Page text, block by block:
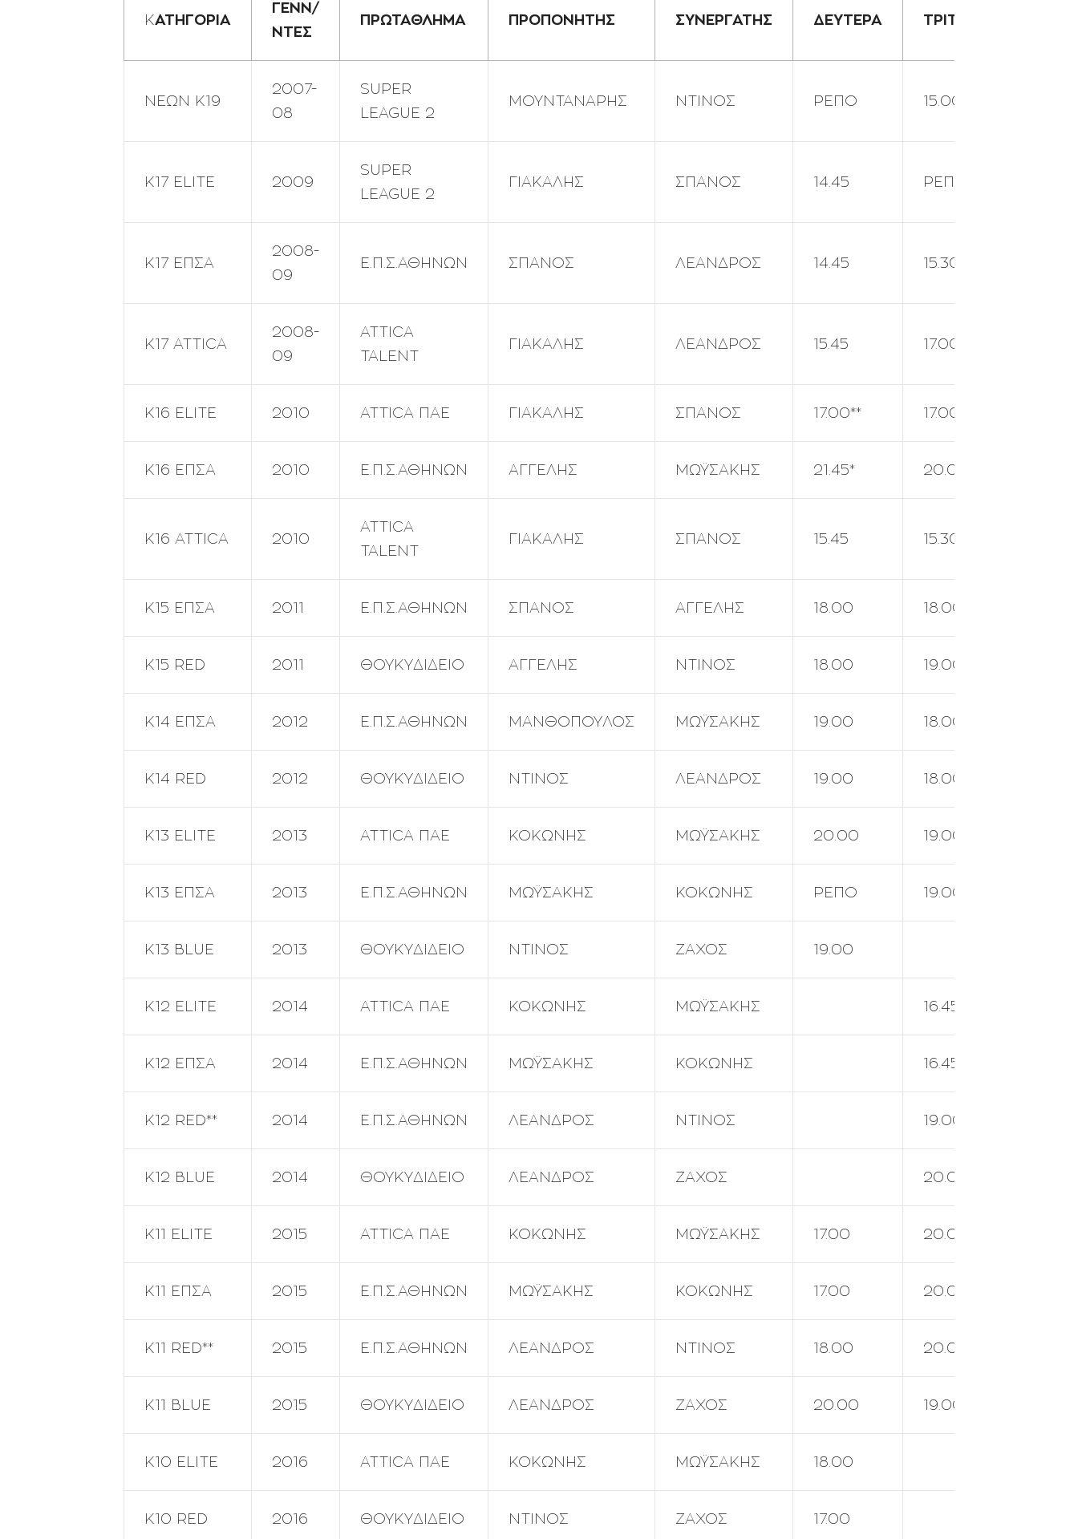
ΚΑΤΗΓΟΡΙΑ
ΓΕΝΝ/
ΝΤΕΣ
ΠΡΩΤΑΘΛΗΜΑ ΠΡΟΠΟΝΗΤΗΣ ΣΥΝΕΡΓΑΤΗΣ ΔΕΥΤΕΡΑ ΤΡΙΤΗ
ΝΕΩΝ Κ19
2007-
08
SUPER
LEAGUE 2
ΜΟΥΝΤΑΝΑΡΗΣ ΝΤΙΝΟΣ ΡΕΠΟ 15.00
Κ17 ELITE 2009
SUPER
LEAGUE 2
ΓΙΑΚΑΛΗΣ ΣΠΑΝΟΣ 14.45 ΡΕΠΟ
Κ17 ΕΠΣΑ
2008-
09
Ε.Π.Σ.ΑΘΗΝΩΝ ΣΠΑΝΟΣ ΛΕΑΝΔΡΟΣ 14.45 15.30*
Κ17 ATTICA
2008-
09
ATTICA
TALENT
ΓΙΑΚΑΛΗΣ ΛΕΑΝΔΡΟΣ 15.45 17.00*
Κ16 ELITE 2010 ATTICA ΠΑΕ ΓΙΑΚΑΛΗΣ ΣΠΑΝΟΣ 17.00** 17.00**
Κ16 ΕΠΣΑ 2010 Ε.Π.Σ.ΑΘΗΝΩΝ ΑΓΓΕΛΗΣ ΜΩΫΣΑΚΗΣ 21.45* 20.00
Κ16 ATTICA 2010
ATTICA
TALENT
ΓΙΑΚΑΛΗΣ ΣΠΑΝΟΣ 15.45 15.30**
Κ15 ΕΠΣΑ 2011 Ε.Π.Σ.ΑΘΗΝΩΝ ΣΠΑΝΟΣ ΑΓΓΕΛΗΣ 18.00 18.00
Κ15 RED 2011 ΘΟΥΚΥΔΙΔΕΙΟ ΑΓΓΕΛΗΣ ΝΤΙΝΟΣ 18.00 19.00
Κ14 ΕΠΣΑ 2012 Ε.Π.Σ.ΑΘΗΝΩΝ ΜΑΝΘΟΠΟΥΛΟΣ ΜΩΫΣΑΚΗΣ 19.00 18.00
Κ14 RED 2012 ΘΟΥΚΥΔΙΔΕΙΟ ΝΤΙΝΟΣ ΛΕΑΝΔΡΟΣ 19.00 18.00
Κ13 ELITE 2013 ATTICA ΠΑΕ ΚΟΚΩΝΗΣ ΜΩΫΣΑΚΗΣ 20.00 19.00
K13 ΕΠΣΑ 2013 Ε.Π.Σ.ΑΘΗΝΩΝ ΜΩΫΣΑΚΗΣ ΚΟΚΩΝΗΣ ΡΕΠΟ 19.00
Κ13 BLUE 2013 ΘΟΥΚΥΔΙΔΕΙΟ ΝΤΙΝΟΣ ΖΑΧΟΣ 19.00
Κ12 ELITE 2014 ATTICA ΠΑΕ ΚΟΚΩΝΗΣ ΜΩΫΣΑΚΗΣ 16.45
Κ12 ΕΠΣΑ 2014 Ε.Π.Σ.ΑΘΗΝΩΝ ΜΩΫΣΑΚΗΣ ΚΟΚΩΝΗΣ 16.45
Κ12 RED** 2014 Ε.Π.Σ.ΑΘΗΝΩΝ ΛΕΑΝΔΡΟΣ ΝΤΙΝΟΣ 19.00
Κ12 BLUE 2014 ΘΟΥΚΥΔΙΔΕΙΟ ΛΕΑΝΔΡΟΣ ΖΑΧΟΣ 20.00
Κ11 ELITE 2015 ATTICA ΠΑΕ ΚΟΚΩΝΗΣ ΜΩΫΣΑΚΗΣ 17.00 20.00
Κ11 ΕΠΣΑ 2015 Ε.Π.Σ.ΑΘΗΝΩΝ ΜΩΫΣΑΚΗΣ ΚΟΚΩΝΗΣ 17.00 20.00
Κ11 RED** 2015 Ε.Π.Σ.ΑΘΗΝΩΝ ΛΕΑΝΔΡΟΣ ΝΤΙΝΟΣ 18.00 20.00*
Κ11 BLUE 2015 ΘΟΥΚΥΔΙΔΕΙΟ ΛΕΑΝΔΡΟΣ ΖΑΧΟΣ 20.00 19.00
Κ10 ELITE 2016 ATTICA ΠΑΕ ΚΟΚΩΝΗΣ ΜΩΫΣΑΚΗΣ 18.00
Κ10 RED 2016 ΘΟΥΚΥΔΙΔΕΙΟ ΝΤΙΝΟΣ ΖΑΧΟΣ 17.00